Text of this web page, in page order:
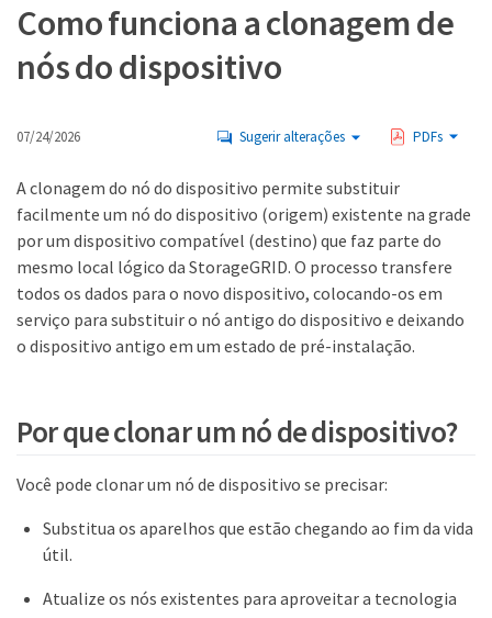
Como funciona a clonagem de
nós do dispositivo
07/24/2026 Sugerir alterações PDFs
A clonagem do nó do dispositivo permite substituir
facilmente um nó do dispositivo (origem) existente na grade
por um dispositivo compatível (destino) que faz parte do
mesmo local lógico da StorageGRID. O processo transfere
todos os dados para o novo dispositivo, colocando-os em
serviço para substituir o nó antigo do dispositivo e deixando
o dispositivo antigo em um estado de pré-instalação.
Por que clonar um nó de dispositivo?
Você pode clonar um nó de dispositivo se precisar:
Substitua os aparelhos que estão chegando ao fim da vida
útil.
Atualize os nós existentes para aproveitar a tecnologia